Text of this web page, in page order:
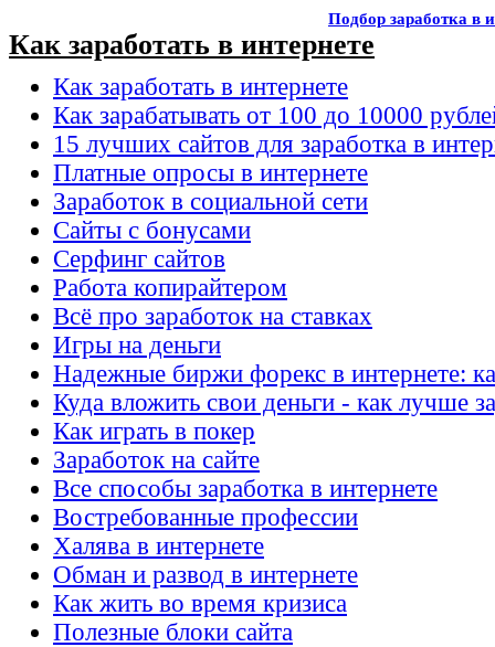
Подбор заработка в
Как заработать в интернете
Как заработать в интернете
Как зарабатывать от 100 до 10000
15 лучших сайтов для заработка в
Платные опросы в интернете
Заработок в социальной сети
Сайты с бонусами
Серфинг сайтов
Работа копирайтером
Всё про заработок на ставках
Игры на деньги
Надежные биржи форекс в интернете:
Куда вложить свои деньги - как лучше
Как играть в покер
Заработок на сайте
Все способы заработка в интернете
Востребованные профессии
Халява в интернете
Обман и развод в интернете
Как жить во время кризиса
Полезные блоки сайта